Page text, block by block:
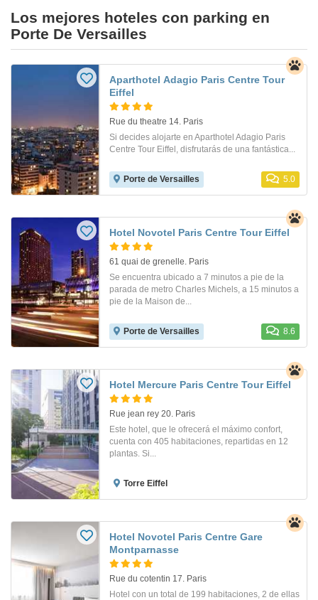
Los mejores hoteles con parking en
Porte De Versailles
Aparthotel Adagio Paris Centre Tour
Eiffel
Rue du theatre 14. Paris
Si decides alojarte en Aparthotel Adagio Paris
Centre Tour Eiffel, disfrutarás de una fantástica...
Porte de Versailles 5.0
Hotel Novotel Paris Centre Tour Eiffel
61 quai de grenelle. Paris
Se encuentra ubicado a 7 minutos a pie de la
parada de metro Charles Michels, a 15 minutos a
pie de la Maison de...
Porte de Versailles 8.6
Hotel Mercure Paris Centre Tour Eiffel
Rue jean rey 20. Paris
Este hotel, que le ofrecerá el máximo confort,
cuenta con 405 habitaciones, repartidas en 12
plantas. Si...
Torre Eiffel
Hotel Novotel Paris Centre Gare
Montparnasse
Rue du cotentin 17. Paris
Hotel con un total de 199 habitaciones, 2 de ellas